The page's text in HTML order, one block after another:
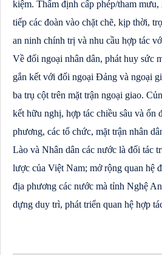
kiệm. Thẩm định cấp phép/tham
tiếp các đoàn vào chặt chẽ, kịp thời,
an ninh chính trị và nhu cầu hợp tác
Về đối ngoại nhân dân, phát huy sức
gắn kết với đối ngoại Đảng và ngoại
ba trụ cột trên mặt trận ngoại giao.
kết hữu nghị, hợp tác chiều sâu và ổn
phương, các tổ chức, mặt trận nhân
Lào và Nhân dân các nước là đối tác
lược của Việt Nam; mở rộng quan hệ
địa phương các nước mà tỉnh Nghệ
dựng duy trì, phát triển quan hệ hợp